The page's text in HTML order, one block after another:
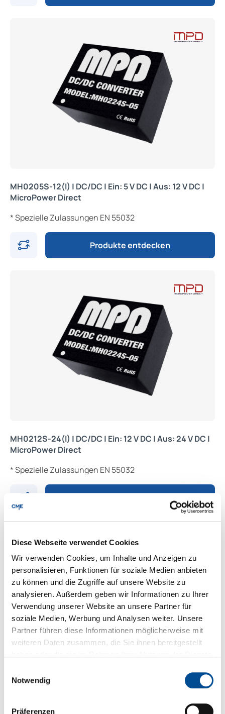
Diese Webseite verwendet Cookies
Wir verwenden Cookies, um Inhalte und Anzeigen zu
personalisieren, Funktionen für soziale Medien anbieten
zu können und die Zugriffe auf unsere Website zu
analysieren. Außerdem geben wir Informationen zu Ihrer
Verwendung unserer Website an unsere Partner für
soziale Medien, Werbung und Analysen weiter. Unsere
Partner führen diese Informationen möglicherweise mit
weiteren Daten zusammen, die Sie ihnen bereitgestellt
Notwendig
Präferenzen
MH0205S-12(I) | DC/DC | Ein: 5 V DC | Aus: 12 V DC |
MicroPower Direct
* Spezielle Zulassungen EN 55032
Produkte entdecken
MH0212S-24(I) | DC/DC | Ein: 12 V DC | Aus: 24 V DC |
MicroPower Direct
* Spezielle Zulassungen EN 55032
MH0248S-03(I) | DC/DC | Ein: 48 V DC | Aus: 3,3 V DC |